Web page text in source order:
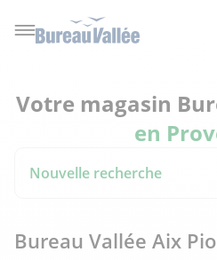
Votre magasin
en
Nouvelle recherche
Bureau Vallée Aix